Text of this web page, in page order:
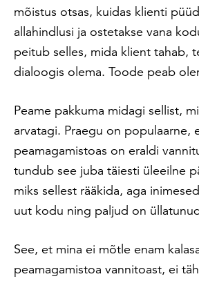
mõistus otsas, kuidas klienti
allahindlusi ja ostetakse vana
peitub selles, mida klient tahab,
dialoogis olema. Toode peab
Peame pakkuma midagi sellist,
arvatagi. Praegu on populaarne,
peamagamistoas on eraldi
tundub see juba täiesti üleeilne
miks sellest rääkida, aga
uut kodu ning paljud on
See, et mina ei mõtle enam
peamagamistoa vannitoast, ei